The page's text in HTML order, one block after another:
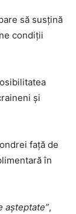
să susţină
condiţii
şi
faţă de
în
aşteptate”,